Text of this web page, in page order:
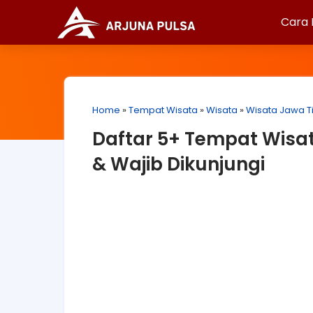
Cara
Home »Tempat Wisata »Wisata »Wisata Jawa
Daftar 5+ Tempat
& Wajib Dikunjungi